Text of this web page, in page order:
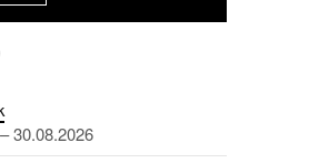
30.08.2026